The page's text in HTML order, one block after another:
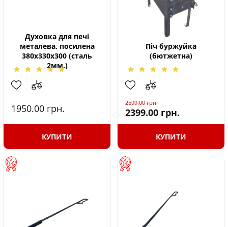
Духовка для печі
металева, посилена
380х330х300 (сталь
2мм.)
1950.00 грн.
КУПИТИ
Піч буржуйка
(бютжетна)
2599.00грн.
2399.00 грн.
КУПИТИ